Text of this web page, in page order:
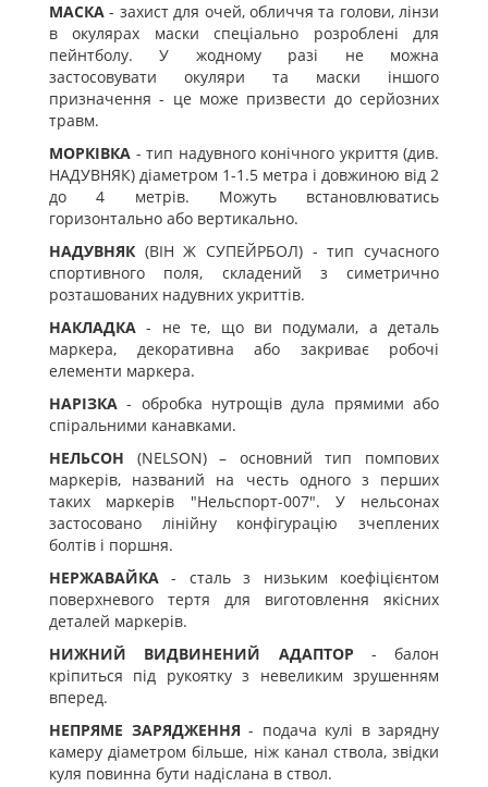
МАСКА - захист для очей, обличчя та голови, лінзи
в окулярах маски спеціально розроблені для
пейнтболу. У жодному разі не можна
застосовувати окуляри та маски іншого
призначення - це може призвести до серйозних
травм.
МОРКІВКА - тип надувного конічного укриття (див.
НАДУВНЯК) діаметром 1-1.5 метра і довжиною від 2
до 4 метрів. Можуть встановлюватись
горизонтально або вертикально.
НАДУВНЯК (ВІН Ж СУПЕЙРБОЛ) - тип сучасного
спортивного поля, складений з симетрично
розташованих надувних укриттів.
НАКЛАДКА - не те, що ви подумали, а деталь
маркера, декоративна або закриває робочі
елементи маркера.
НАРІЗКА - обробка нутрощів дула прямими або
спіральними канавками.
НЕЛЬСОН (NELSON) – основний тип помпових
маркерів, названий на честь одного з перших
таких маркерів "Нельспорт-007". У нельсонах
застосовано лінійну конфігурацію зчеплених
болтів і поршня.
НЕРЖАВАЙКА - сталь з низьким коефіцієнтом
поверхневого тертя для виготовлення якісних
деталей маркерів.
НИЖНИЙ ВИДВИНЕНИЙ АДАПТОР - балон
кріпиться під рукоятку з невеликим зрушенням
вперед.
НЕПРЯМЕ ЗАРЯДЖЕННЯ - подача кулі в зарядну
камеру діаметром більше, ніж канал ствола, звідки
куля повинна бути надіслана в ствол.